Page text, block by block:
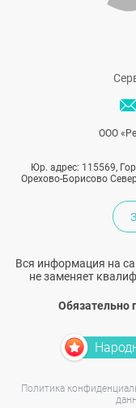
ООО
Юр. адрес: 115569,
Орехово-Борисово
Вся информация на
не заменяет
Обязательно
Политика